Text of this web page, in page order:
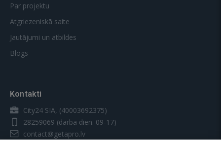
Par projektu
Atgriezeniskā saite
Jautājumi un atbildes
Blogs
Kontakti
City24 SIA, (40003692375)
28259069 (darba dien. 09-17)
contact@getapro.lv